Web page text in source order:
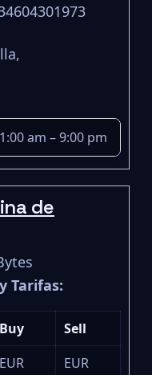
am – 9:00 pm
de
Tarifas:
Buy
Sell
EUR EUR